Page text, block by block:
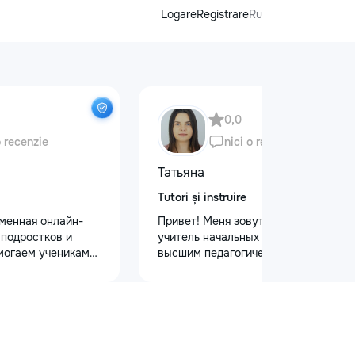
LogareRegistrareRu
recenzie
онлайн-
и
ученикам
преподаватели
0,0
nici o recenzie
Татьяна
Tutori și instruire
Привет! Меня зовут Татьяна Я —
учитель начальных классов с
высшим педагогическим и